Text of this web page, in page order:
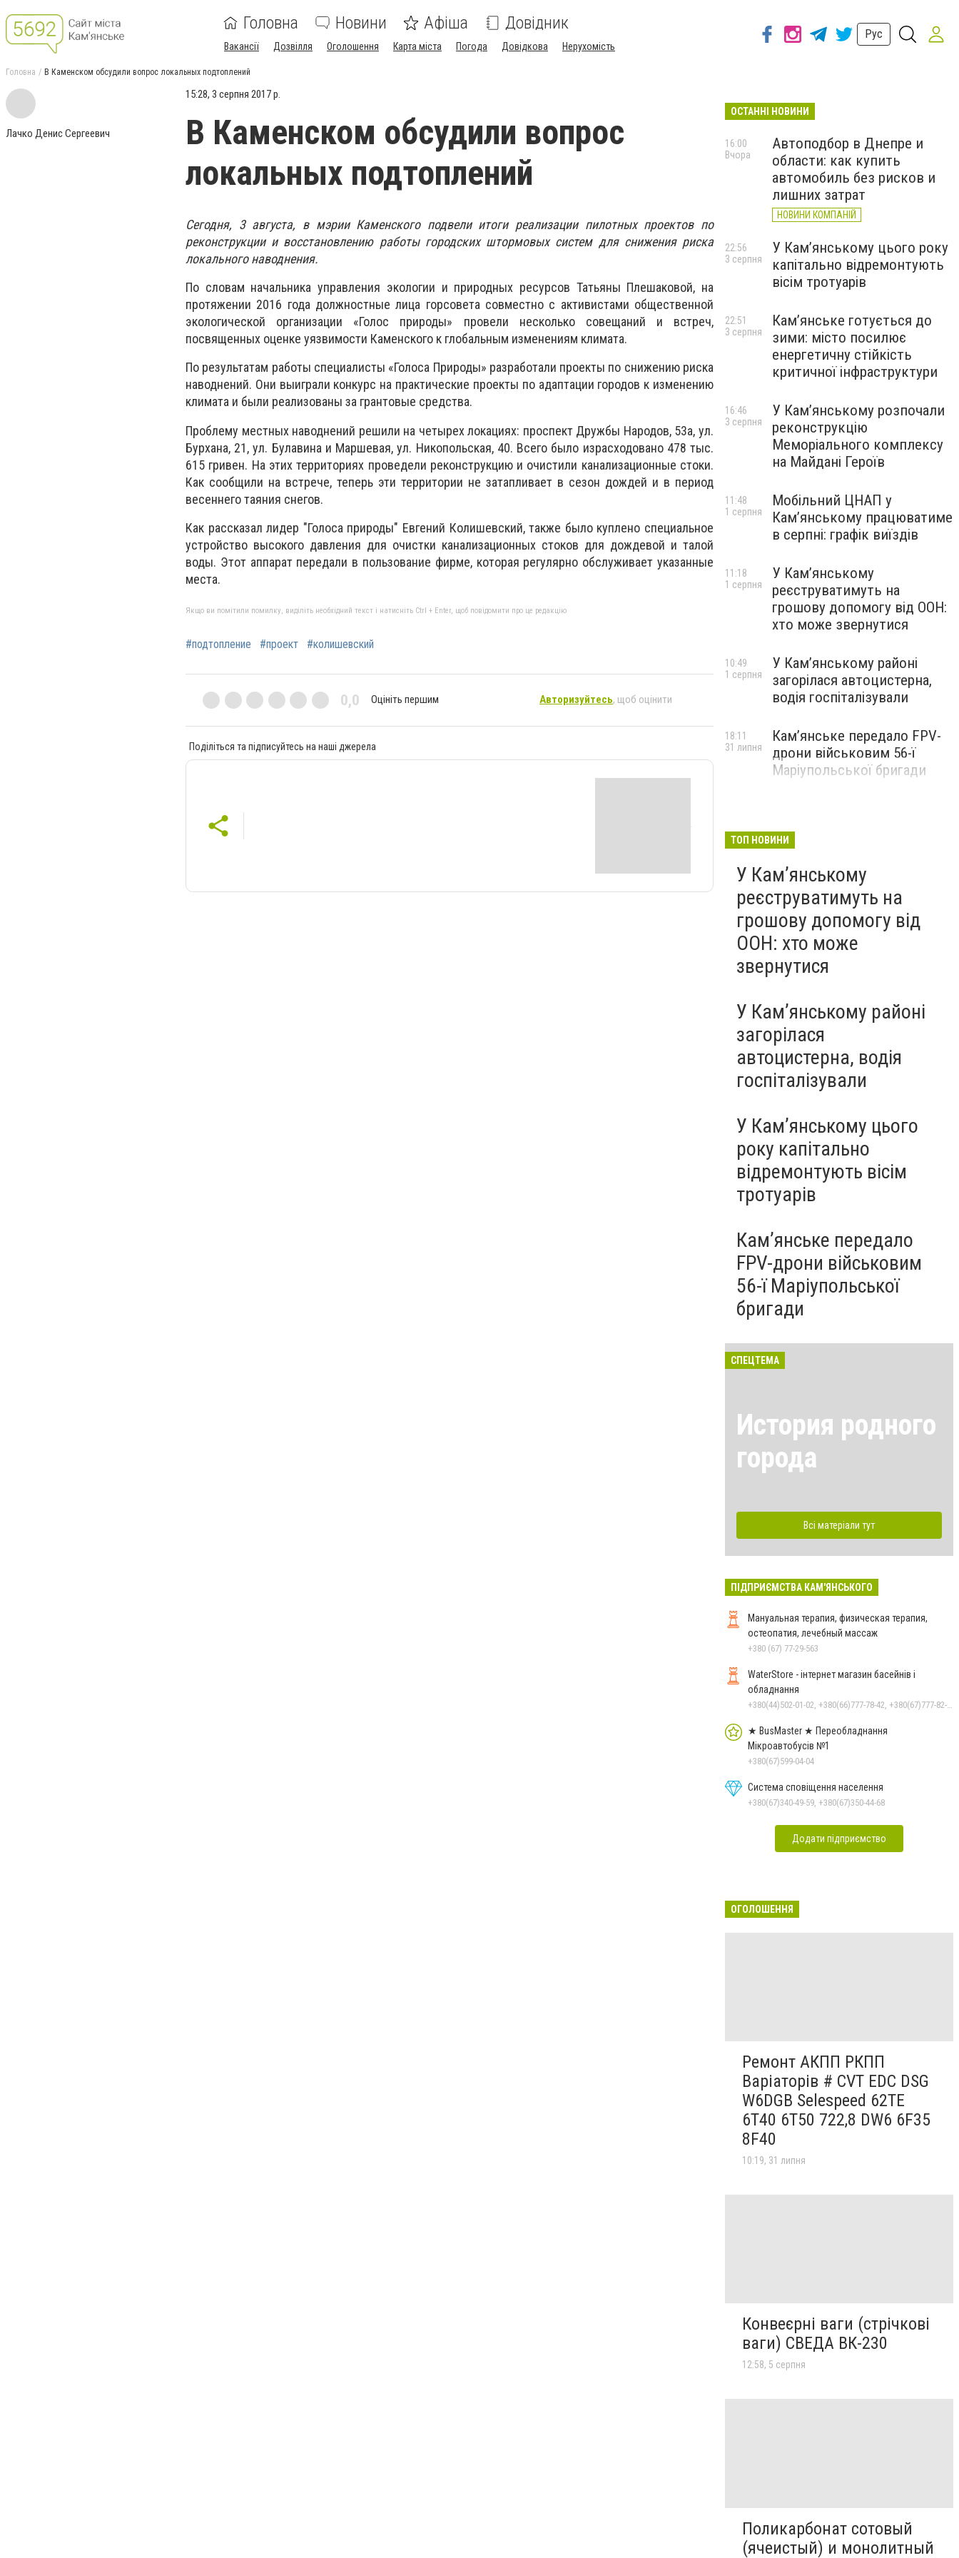
Головна Новини Афіша Довідник
Вакансії Дозвілля Оголошення Карта міста Погода Довідкова Нерухомість
Рус
Головна В Каменском обсудили вопрос локальных подтоплений
Лачко Денис Сергеевич
15:28, 3 серпня 2017 р.
В Каменском обсудили вопрос
локальных подтоплений
Сегодня, 3 августа, в мэрии Каменского подвели итоги реализации пилотных проектов по
реконструкции и восстановлению работы городских штормовых систем для снижения риска
локального наводнения.
По словам начальника управления экологии и природных ресурсов Татьяны Плешаковой, на
протяжении 2016 года должностные лица горсовета совместно с активистами общественной
экологической организации «Голос природы» провели несколько совещаний и встреч,
посвященных оценке уязвимости Каменского к глобальным изменениям климата.
По результатам работы специалисты «Голоса Природы» разработали проекты по снижению риска
наводнений. Они выиграли конкурс на практические проекты по адаптации городов к изменению
климата и были реализованы за грантовые средства.
Проблему местных наводнений решили на четырех локациях: проспект Дружбы Народов, 53а, ул.
Бурхана, 21, ул. Булавина и Маршевая, ул. Никопольская, 40. Всего было израсходовано 478 тыс.
615 гривен. На этих территориях проведели реконструкцию и очистили канализационные стоки.
Как сообщили на встрече, теперь эти территории не затапливает в сезон дождей и в период
весеннего таяния снегов.
Как рассказал лидер "Голоса природы" Евгений Колишевский, также было куплено специальное
устройство высокого давления для очистки канализационных стоков для дождевой и талой
воды. Этот аппарат передали в пользование фирме, которая регулярно обслуживает указанные
места.
Якщо ви помітили помилку, виділіть необхідний текст і натисніть Ctrl + Enter, щоб повідомити про це редакцію
#подтопление #проект #колишевский
0,0 Оцініть першим Авторизуйтесь, щоб оцінити
Поділіться та підписуйтесь на наші джерела
ОСТАННІ НОВИНИ
Автоподбор в Днепре и
области: как купить
автомобиль без рисков и
лишних затрат
НОВИНИ КОМПАНІЙ
16:00
Вчора
У Кам’янському цього року
капітально відремонтують
вісім тротуарів
22:56
3 серпня
Кам’янське готується до
зими: місто посилює
енергетичну стійкість
критичної інфраструктури
22:51
3 серпня
У Кам’янському розпочали
реконструкцію
Меморіального комплексу
на Майдані Героїв
16:46
3 серпня
Мобільний ЦНАП у
Кам’янському працюватиме
в серпні: графік виїздів
11:48
1 серпня
У Кам’янському
реєструватимуть на
грошову допомогу від ООН:
хто може звернутися
11:18
1 серпня
У Кам’янському районі
загорілася автоцистерна,
водія госпіталізували
10:49
1 серпня
Кам’янське передало FPV-
дрони військовим 56-ї
Маріупольської бригади
18:11
31 липня
ТОП НОВИНИ
У Кам’янському
реєструватимуть на
грошову допомогу від
ООН: хто може
звернутися
У Кам’янському районі
загорілася
автоцистерна, водія
госпіталізували
У Кам’янському цього
року капітально
відремонтують вісім
тротуарів
Кам’янське передало
FPV-дрони військовим
56-ї Маріупольської
бригади
СПЕЦТЕМА
История родного
города
Всі матеріали тут
ПІДПРИЄМСТВА КАМ'ЯНСЬКОГО
Мануальная терапия, физическая терапия,
остеопатия, лечебный массаж
+380 (67) 77-29-563
WaterStore - інтернет магазин басейнів і
обладнання
★ BusMaster ★ Переобладнання
Мікроавтобусів №1
+380(67)599-04-04
Система сповіщення населення
+380(67)340-49-59, +380(67)350-44-68
Додати підприємство
ОГОЛОШЕННЯ
Ремонт АКПП РКПП
Варіаторів # CVT EDC DSG
W6DGB Selespeed 62TE
6T40 6T50 722,8 DW6 6F35
8F40
10:19, 31 липня
Конвеєрні ваги (стрічкові
ваги) СВЕДА ВК-230
12:58, 5 серпня
Поликарбонат сотовый
(ячеистый) и монолитный